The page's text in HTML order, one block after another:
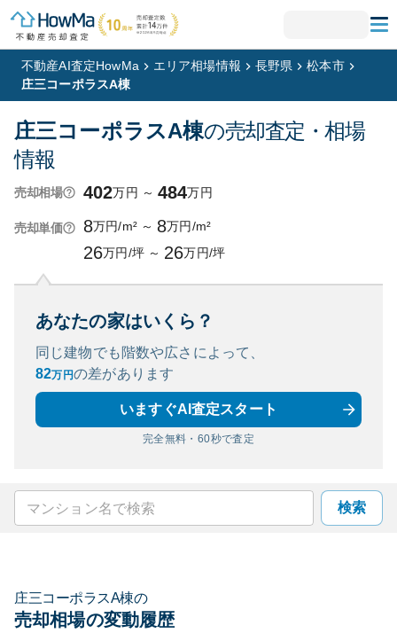
不動産AI査定HowMa エリア相場情報 長野県
松本市
庄三コーポラスA棟
庄三コーポラスA棟の売却査定・相場
情報
売却相場 402万円 ～ 484万円
売却単価 8万円/m² ～ 8万円/m²
26万円/坪 ～ 26万円/坪
あなたの家はいくら？
同じ建物でも階数や広さによって、
82万円の差があります
いますぐAI査定スタート
完全無料・60秒で査定
検索
庄三コーポラスA棟の
売却相場の変動履歴